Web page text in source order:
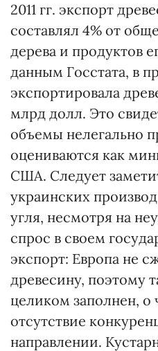
2011 гг. экспорт
составлял 4% от
дерева и продуктов
данным Госстата, в
экспортировала
млрд долл. Это
объемы нелегально
оцениваются как
США. Следует
украинских
угля, несмотря на
спрос в своем
экспорт: Европа не
древесину, поэтому
целиком заполнен, о
отсутствие
направлении.